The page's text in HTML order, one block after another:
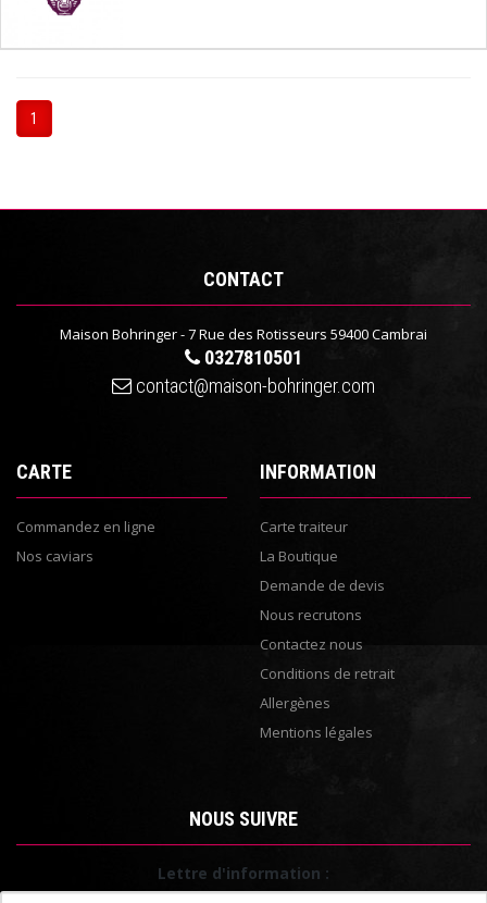
1
CONTACT
Maison Bohringer - 7 Rue des Rotisseurs 59400 Cambrai
0327810501
contact@maison-bohringer.com
CARTE
Commandez en ligne
Nos caviars
INFORMATION
Carte traiteur
La Boutique
Demande de devis
Nous recrutons
Contactez nous
Conditions de retrait
Allergènes
Mentions légales
NOUS SUIVRE
Lettre d'information :